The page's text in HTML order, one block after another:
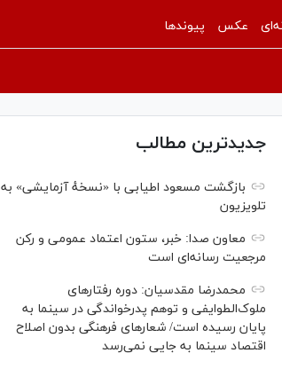
عکس پیوندها
جدیدترین مطالب
بازگشت مسعود اطیابی با «نسخهٔ آزمایشی» به
تلویزیون
معاون صدا: خبر، ستون اعتماد عمومی و رکن
مرجعیت رسانه‌ای است
محمدرضا مقدسیان: دوره رفتارهای
ملوک‌الطوایفی و توهم پدرخواندگی در سینما به
پایان رسیده است/ شعارهای فرهنگی بدون اصلاح
اقتصاد سینما به جایی نمی‌رسد